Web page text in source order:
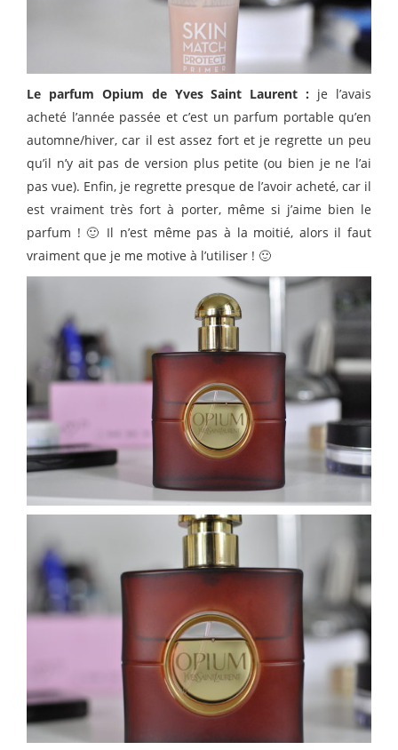
Le parfum Opium de Yves Saint Laurent : je l’avais
acheté l’année passée et c’est un parfum portable qu’en
automne/hiver, car il est assez fort et je regrette un peu
qu’il n’y ait pas de version plus petite (ou bien je ne l’ai
pas vue). Enfin, je regrette presque de l’avoir acheté, car il
est vraiment très fort à porter, même si j’aime bien le
parfum ! 🙂 Il n’est même pas à la moitié, alors il faut
vraiment que je me motive à l’utiliser ! 🙂